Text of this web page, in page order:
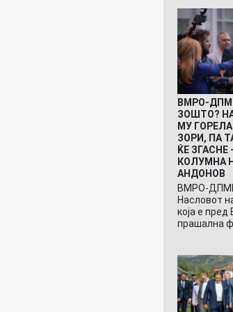
ВМРО-
ЗОШТО?
МУ
ЗОРИ, ПА
ЌЕ ЗГАСНЕ
КОЛУМНА
АНДОНОВ
ВМРО-
Насловот
која е пред
прашална